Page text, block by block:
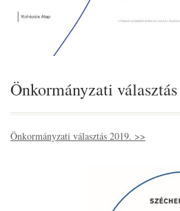
Önkormányzati
Önkormányzati választás 2019. >>